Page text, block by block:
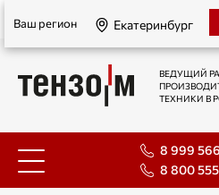
Екатеринбург
Ваш регион Екатеринбург
ВЕДУЩИЙ
ТЕХНИКИ В
8 999
8 800